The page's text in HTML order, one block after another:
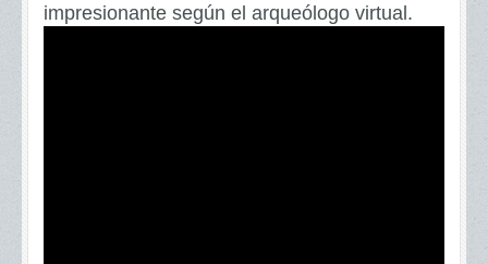
impresionante según el arqueólogo virtual.